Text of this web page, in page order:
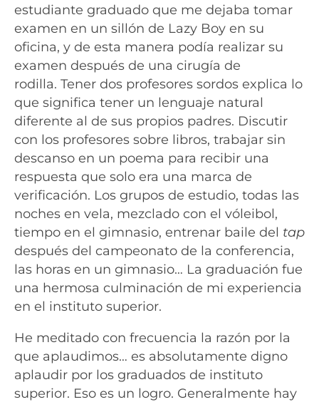
estudiante graduado que me dejaba tomar
examen en un sillón de Lazy Boy en su
oficina, y de esta manera podía realizar su
examen después de una cirugía de
rodilla. Tener dos profesores sordos explica lo
que significa tener un lenguaje natural
diferente al de sus propios padres. Discutir
con los profesores sobre libros, trabajar sin
descanso en un poema para recibir una
respuesta que solo era una marca de
verificación. Los grupos de estudio, todas las
noches en vela, mezclado con el vóleibol,
tiempo en el gimnasio, entrenar baile del tap
después del campeonato de la conferencia,
las horas en un gimnasio… La graduación fue
una hermosa culminación de mi experiencia
en el instituto superior.
He meditado con frecuencia la razón por la
que aplaudimos… es absolutamente digno
aplaudir por los graduados de instituto
superior. Eso es un logro. Generalmente hay